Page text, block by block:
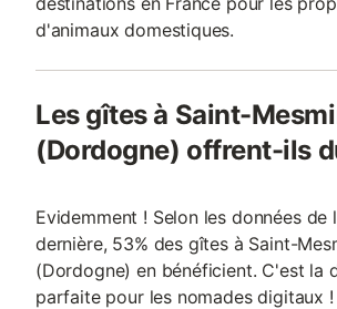
d'animaux domestiques.
Les gîtes à Saint-
(Dordogne) offrent-ils
Evidemment ! Selon les données de
dernière, 53% des gîtes à Saint-
(Dordogne) en bénéficient. C'est la
parfaite pour les nomades digitaux !